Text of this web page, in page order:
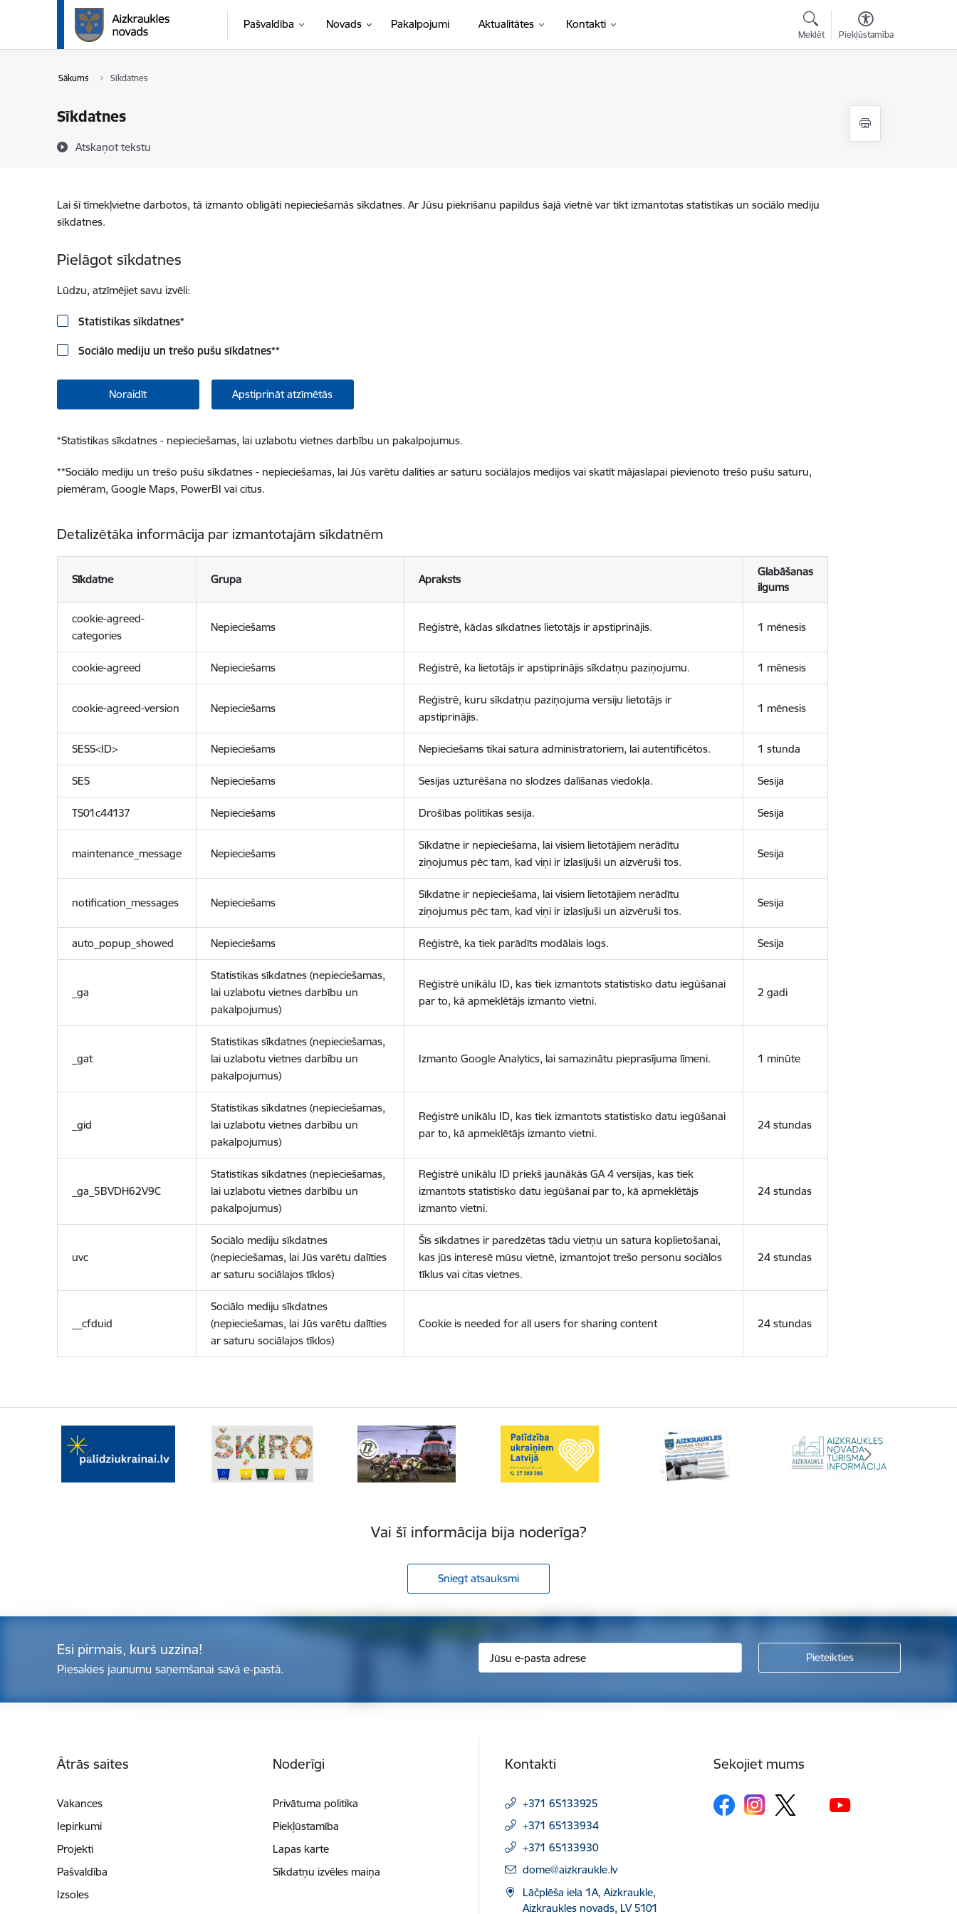
Pāriet uz lapas saturu
Pašvaldība Novads Pakalpojumi Aktualitātes Kontakti
Meklēt Piekļūstamība
Sākums Sīkdatnes
Sīkdatnes
Atskaņot tekstu
Lai šī tīmekļvietne darbotos, tā izmanto obligāti nepieciešamās sīkdatnes. Ar Jūsu piekrišanu papildus šajā vietnē var tikt izmantotas statistikas un sociālo mediju
sīkdatnes.
Pielāgot sīkdatnes
Lūdzu, atzīmējiet savu izvēli:
Statistikas sīkdatnes*
Sociālo mediju un trešo pušu sīkdatnes**
Noraidīt Apstiprināt atzīmētās
*Statistikas sīkdatnes - nepieciešamas, lai uzlabotu vietnes darbību un pakalpojumus.
**Sociālo mediju un trešo pušu sīkdatnes - nepieciešamas, lai Jūs varētu dalīties ar saturu sociālajos medijos vai skatīt mājaslapai pievienoto trešo pušu saturu,
piemēram, Google Maps, PowerBI vai citus.
Detalizētāka informācija par izmantotajām sīkdatnēm
Sīkdatne Grupa Apraksts
Glabāšanas
ilgums
cookie-agreed-
categories
Nepieciešams Reģistrē, kādas sīkdatnes lietotājs ir apstiprinājis. 1 mēnesis
cookie-agreed Nepieciešams Reģistrē, ka lietotājs ir apstiprinājis sīkdatņu paziņojumu. 1 mēnesis
cookie-agreed-version Nepieciešams
Reģistrē, kuru sīkdatņu paziņojuma versiju lietotājs ir
apstiprinājis.
1 mēnesis
SESS<ID> Nepieciešams Nepieciešams tikai satura administratoriem, lai autentificētos. 1 stunda
SES Nepieciešams Sesijas uzturēšana no slodzes dalīšanas viedokļa. Sesija
TS01c44137 Nepieciešams Drošības politikas sesija. Sesija
maintenance_message Nepieciešams
Sīkdatne ir nepieciešama, lai visiem lietotājiem nerādītu
ziņojumus pēc tam, kad viņi ir izlasījuši un aizvēruši tos.
Sesija
notification_messages Nepieciešams
Sīkdatne ir nepieciešama, lai visiem lietotājiem nerādītu
ziņojumus pēc tam, kad viņi ir izlasījuši un aizvēruši tos.
Sesija
auto_popup_showed Nepieciešams Reģistrē, ka tiek parādīts modālais logs. Sesija
_ga
Statistikas sīkdatnes (nepieciešamas,
lai uzlabotu vietnes darbību un
pakalpojumus)
Reģistrē unikālu ID, kas tiek izmantots statistisko datu iegūšanai
par to, kā apmeklētājs izmanto vietni.
2 gadi
_gat
Statistikas sīkdatnes (nepieciešamas,
lai uzlabotu vietnes darbību un
pakalpojumus)
Izmanto Google Analytics, lai samazinātu pieprasījuma līmeni. 1 minūte
_gid
Statistikas sīkdatnes (nepieciešamas,
lai uzlabotu vietnes darbību un
pakalpojumus)
Reģistrē unikālu ID, kas tiek izmantots statistisko datu iegūšanai
par to, kā apmeklētājs izmanto vietni.
24 stundas
_ga_5BVDH62V9C
Statistikas sīkdatnes (nepieciešamas,
lai uzlabotu vietnes darbību un
pakalpojumus)
Reģistrē unikālu ID priekš jaunākās GA 4 versijas, kas tiek
izmantots statistisko datu iegūšanai par to, kā apmeklētājs
izmanto vietni.
24 stundas
uvc
Sociālo mediju sīkdatnes
(nepieciešamas, lai Jūs varētu dalīties
ar saturu sociālajos tīklos)
Šīs sīkdatnes ir paredzētas tādu vietņu un satura koplietošanai,
kas jūs interesē mūsu vietnē, izmantojot trešo personu sociālos
tīklus vai citas vietnes.
24 stundas
__cfduid
Sociālo mediju sīkdatnes
(nepieciešamas, lai Jūs varētu dalīties
ar saturu sociālajos tīklos)
Cookie is needed for all users for sharing content 24 stundas
Vai šī informācija bija noderīga?
Sniegt atsauksmi
Esi pirmais, kurš uzzina!
Piesakies jaunumu saņemšanai savā e-pastā.
Ātrās saites
Vakances
Iepirkumi
Projekti
Pašvaldība
Izsoles
Noderīgi
Privātuma politika
Piekļūstamība
Lapas karte
Sīkdatņu izvēles maiņa
Kontakti
+371 65133925
+371 65133934
+371 65133930
E-pasts:
dome@aizkraukle.lv
Lāčplēša iela 1A, Aizkraukle,
Aizkraukles novads, LV 5101
Sekojiet mums